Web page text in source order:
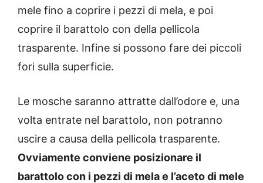
mele fino a coprire i pezzi di mela, e poi
coprire il barattolo con della pellicola
trasparente. Infine si possono fare dei piccoli
fori sulla superficie.
Le mosche saranno attratte dall’odore e, una
volta entrate nel barattolo, non potranno
uscire a causa della pellicola trasparente.
Ovviamente conviene posizionare il
barattolo con i pezzi di mela e l’aceto di mele